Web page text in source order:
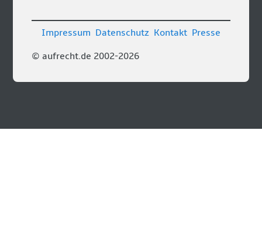
© aufrecht.de 2002-2026
Impressum Datenschutz Kontakt Presse